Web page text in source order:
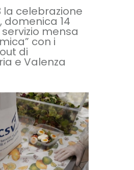
la celebrazione
domenica 14
mensa
con i
di
e Valenza